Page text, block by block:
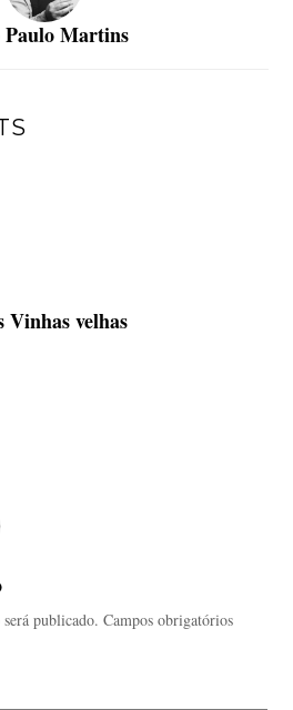
Paulo Martins
Vinhas velhas
publicado. Campos obrigatórios